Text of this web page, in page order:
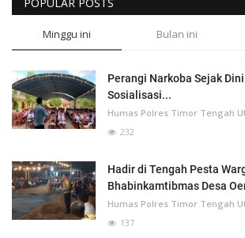
Minggu ini Bulan ini
Perangi Narkoba Sejak
Sosialisasi...
Humas Polres Timor Tengah
232
Hadir di Tengah Pesta
Bhabinkamtibmas Desa
Humas Polres Timor Tengah
137